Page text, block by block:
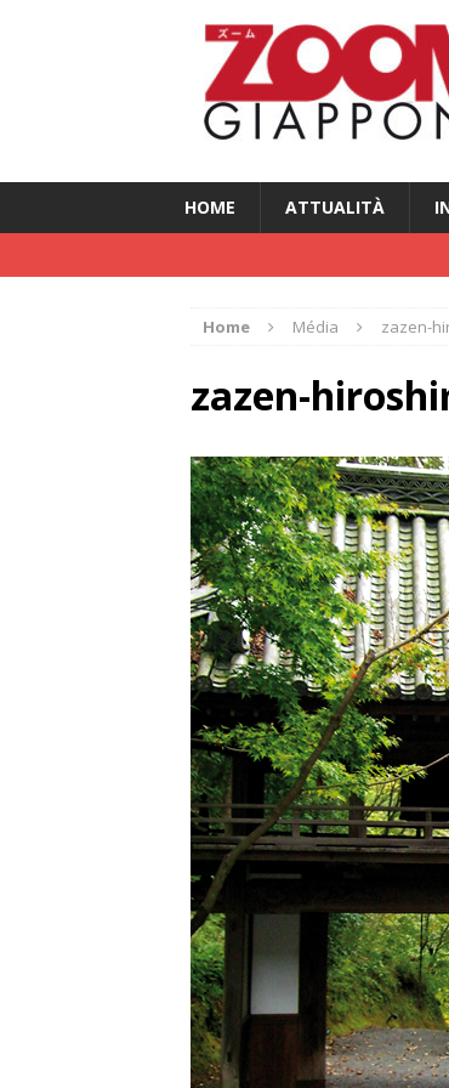
HOME ATTUALITÀ
Home Média zazen-
zazen-